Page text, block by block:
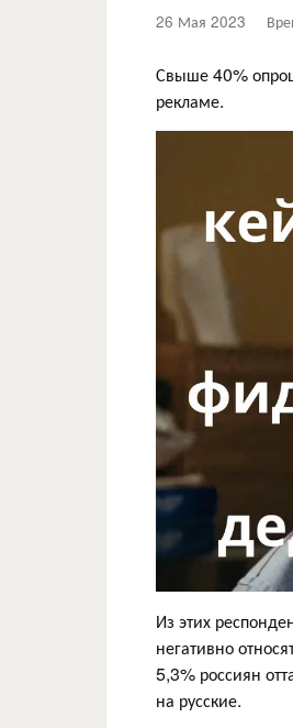
26 Мая 2023
Свыше 40%
рекламе.
Из этих
негативно
5,3% россиян
на русские.